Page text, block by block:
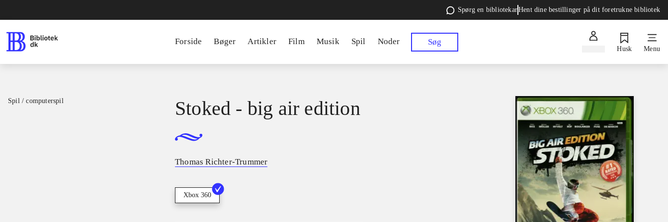
Spørg en bibliotekarHent dine bestillinger på dit foretrukne bibliotek
Forside Bøger Artikler Film Musik Spil Noder Søg
Husk Menu
Spil / computerspil Stoked - big air edition
Thomas Richter-Trummer
Xbox 360